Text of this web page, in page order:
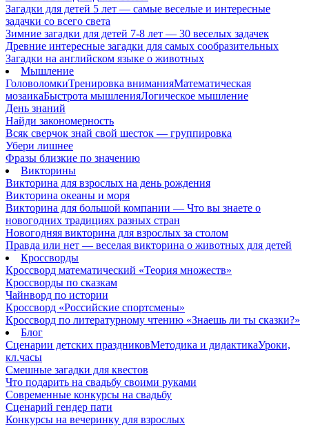
Загадки для детей 5 лет — самые веселые и интересные
задачки со всего света
Зимние загадки для детей 7-8 лет — 30 веселых задачек
Древние интересные загадки для самых сообразительных
Загадки на английском языке о животных
Мышление
ГоловоломкиТренировка вниманияМатематическая
мозаикаБыстрота мышленияЛогическое мышление
День знаний
Найди закономерность
Всяк сверчок знай свой шесток — группировка
Убери лишнее
Фразы близкие по значению
Викторины
Викторина для взрослых на день рождения
Викторина океаны и моря
Викторина для большой компании — Что вы знаете о
новогодних традициях разных стран
Новогодняя викторина для взрослых за столом
Правда или нет — веселая викторина о животных для детей
Кроссворды
Кроссворд математический «Теория множеств»
Кроссворды по сказкам
Чайнворд по истории
Кроссворд «Российские спортсмены»
Кроссворд по литературному чтению «Знаешь ли ты сказки?»
Блог
Сценарии детских праздниковМетодика и дидактикаУроки,
кл.часы
Смешные загадки для квестов
Что подарить на свадьбу своими руками
Современные конкурсы на свадьбу
Сценарий гендер пати
Конкурсы на вечеринку для взрослых